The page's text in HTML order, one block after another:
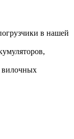
в нашей